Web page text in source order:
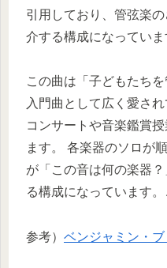
引用しており、管弦楽
介する構成になってい
この曲は「子どもたち
入門曲として広く愛さ
コンサートや音楽鑑賞
ます。 各楽器のソロが
が「この音は何の楽器
る構成になっています。
参考） ベンジャミン・